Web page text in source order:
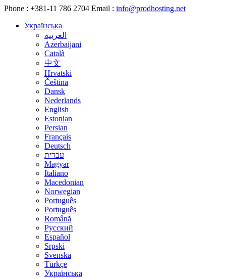
Phone : +381-11 786 2704 Email : info@prodhosting.net
Українська
العربية
Azerbaijani
Català
中文
Hrvatski
Čeština
Dansk
Nederlands
English
Estonian
Persian
Français
Deutsch
עברית
Magyar
Italiano
Macedonian
Norwegian
Português
Português
Română
Русский
Español
Srpski
Svenska
Türkçe
Українська